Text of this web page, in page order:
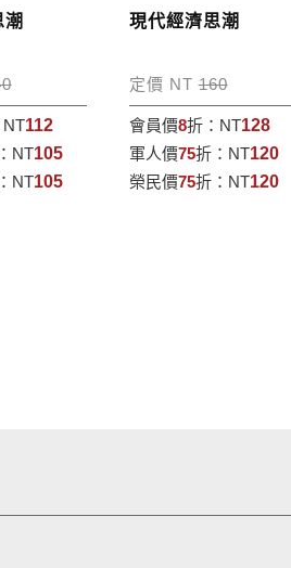
NT112
NT105
NT105
現代經濟思潮
定價 NT160
會員價8折： NT128
軍人價75折： NT120
榮民價75折： NT120